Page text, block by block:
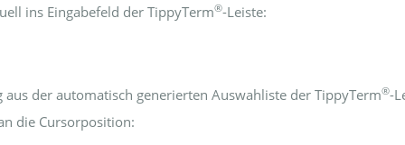
ins Eingabefeld der TippyTerm®-Leiste:
der automatisch generierten Auswahliste der TippyTerm®-
die Cursorposition: